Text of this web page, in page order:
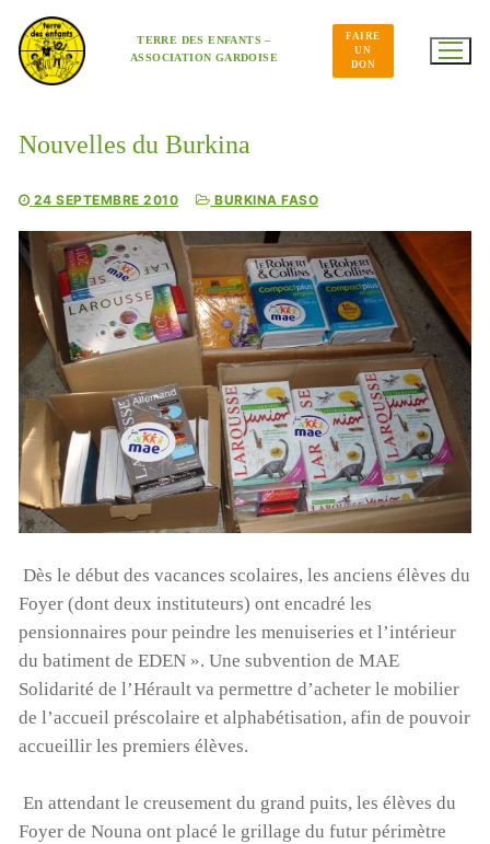
contenu
TERRE DES ENFANTS –
ASSOCIATION GARDOISE
FAIRE
UN
DON
Nouvelles du Burkina
24 SEPTEMBRE 2010 BURKINA FASO
Dès le début des vacances scolaires, les anciens élèves du
Foyer (dont deux instituteurs) ont encadré les
pensionnaires pour peindre les menuiseries et l’intérieur
du batiment de EDEN ». Une subvention de MAE
Solidarité de l’Hérault va permettre d’acheter le mobilier
de l’accueil préscolaire et alphabétisation, afin de pouvoir
accueillir les premiers élèves.
En attendant le creusement du grand puits, les élèves du
Foyer de Nouna ont placé le grillage du futur périmètre
Cyclone à Tamatave : mobilisons-nous !
Pour aider nos enfants, nos salariés, nos centres en
campagne de dons:
https://www.helloasso.com/associations/association-
gardoise-terre-des-enfants/formulaires/5
Vous pouvez aussi envoyer un chèque à l’ordre de Terre
des Enfants, chez Mme Poulet, 165 rue Jean Monnet,
30310 VERGEZE
virement ( à contact@terredesenfants.fr)